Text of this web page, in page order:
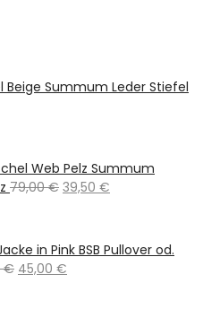
Summum Leder Stiefel
€.
Summum
79,00€ Ursprünglicher
79,00 €
39,50 €
39,50 €.
BSB Pullover od.
€ Ursprünglicher
45,00 €